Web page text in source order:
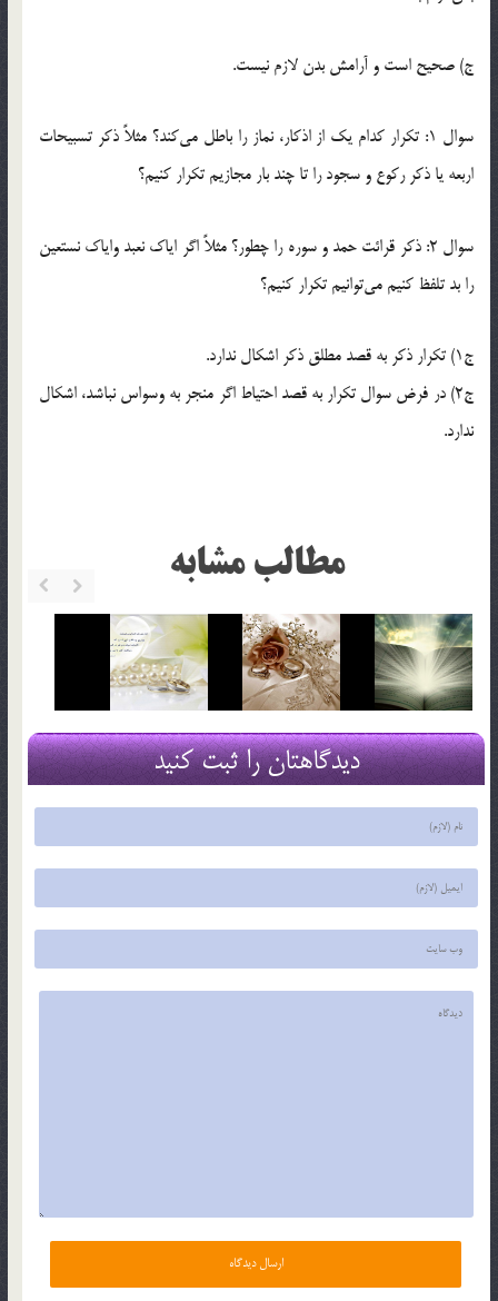
ج) صحیح است و آرامش بدن لازم نیست.
سوال 1: تكرار كدام یك از اذكار، نماز را باطل مى‌كند؟ مثلاً ذكر تسبیحات
اربعه یا ذكر ركوع و سجود را تا چند بار مجازیم تكرار كنیم؟
سوال 2: ذكر قرائت حمد و سوره را چطور؟ مثلاً اگر ایاك نعبد وایاك نستعین
را بد تلفظ كنیم مى‌توانیم تكرار كنیم؟
ج1) تکرار ذکر به قصد مطلق ذکر اشکال ندارد.
ج2) در فرض سوال تکرار به قصد احتیاط اگر منجر به وسواس نباشد، اشکال
ندارد.
مطالب مشابه
دیدگاهتان را ثبت کنید